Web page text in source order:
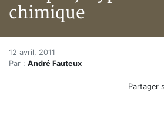
chimique
Accueil
Articles
Autoconstruction écologique,
Autoconstruction
12 avril, 2011
Par : André Fauteux
Partager